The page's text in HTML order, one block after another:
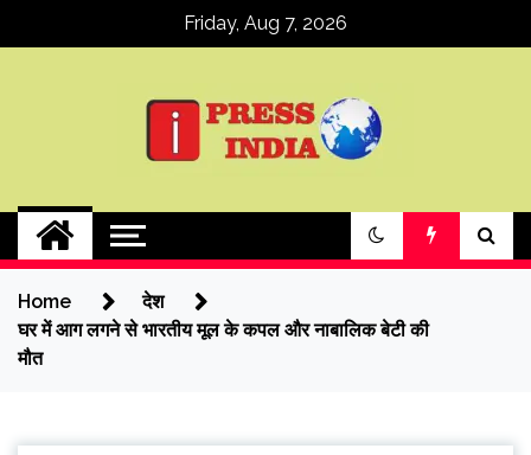
Friday, Aug 7, 2026
ipressindia
Home
देश
घर में आग लगने से भारतीय मूल के कपल और नाबालिक बेटी की
मौत